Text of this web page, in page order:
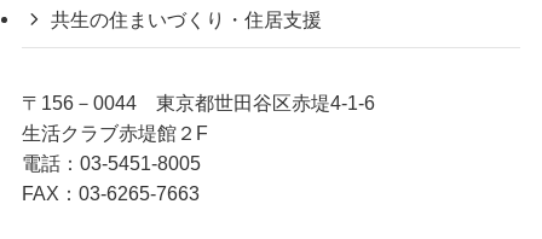
共生の住まいづくり・住居支援
〒156－0044 東京都世田谷区赤堤4-1-6
生活クラブ赤堤館２F
電話：03-5451-8005
FAX：03-6265-7663